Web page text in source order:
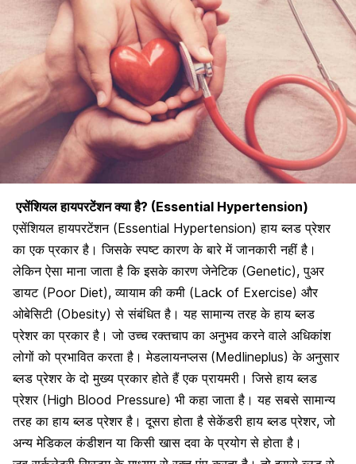
एसेंशियल हायपरटेंशन क्या है? (Essential Hypertension)
एसेंशियल हायपरटेंशन (Essential Hypertension) हाय ब्लड प्रेशर
का एक प्रकार है। जिसके स्पष्ट कारण के बारे में जानकारी नहीं है।
लेकिन ऐसा माना जाता है कि इसके कारण जेनेटिक (Genetic), पुअर
डायट (Poor Diet), व्यायाम की कमी (Lack of Exercise) और
ओबेसिटी (Obesity) से संबंधित है । यह सामान्य तरह के हाय ब्लड
प्रेशर का प्रकार है। जो उच्च रक्तचाप का अनुभव करने वाले अधिकांश
लोगों को प्रभावित करता है। मेडलायनप्लस (Medlineplus) के अनुसार
ब्लड प्रेशर के दो मुख्य प्रकार होते हैं एक प्रायमरी। जिसे हाय ब्लड
प्रेशर (High Blood Pressure) भी कहा जाता है। यह सबसे सामान्य
तरह का हाय ब्लड प्रेशर है। दूसरा होता है सेकेंडरी हाय ब्लड प्रेशर, जो
अन्यमेडिकल कंडीशन या किसी खास दवाके प्रयोग से होता है।